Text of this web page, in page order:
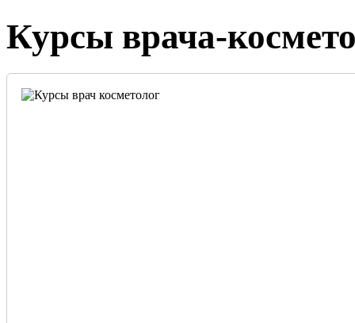
Курсы врача-